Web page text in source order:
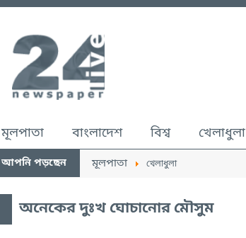
মূলপাতা বাংলাদেশ বিশ্ব খেলাধুলা
আপনি পড়ছেন মূলপাতা খেলাধুলা
অনেকের দুঃখ ঘোচানোর মৌসুম